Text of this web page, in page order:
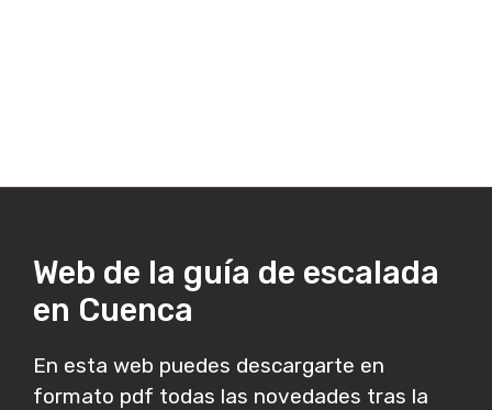
Web de la guía de escalada
en Cuenca
En esta web puedes descargarte en
formato pdf todas las novedades tras la